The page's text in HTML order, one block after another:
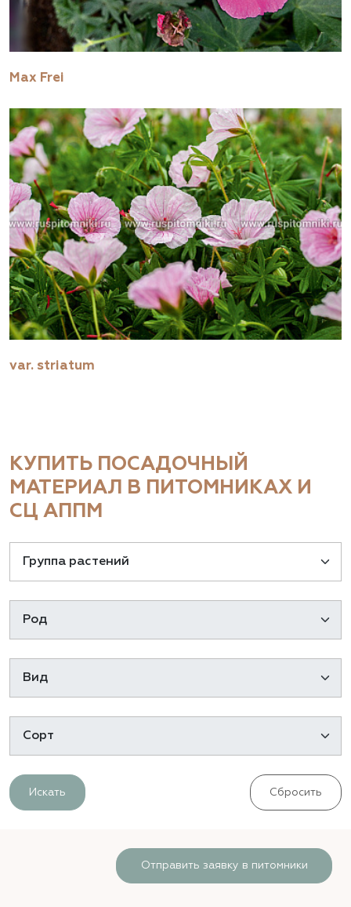
Max Frei
var. striatum
КУПИТЬ ПОСАДОЧНЫЙ
МАТЕРИАЛ В ПИТОМНИКАХ И
СЦ АППМ
Искать Сбросить
Отправить заявку в питомники